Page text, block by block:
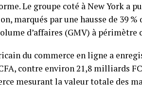
Le groupe coté à New York a
marqués par une hausse de 39 %
d’affaires (GMV) à périmètre
du commerce en ligne a
contre environ 21,8 milliards
mesurant la valeur totale des